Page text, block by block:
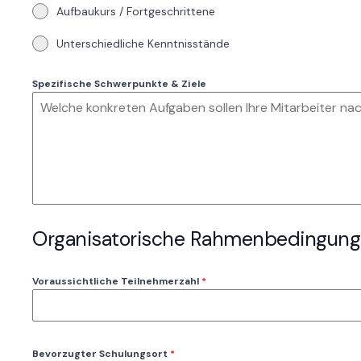
Aufbaukurs / Fortgeschrittene
Unterschiedliche Kenntnisstände
Spezifische Schwerpunkte & Ziele
Organisatorische
Voraussichtliche Teilnehmerzahl *
Bevorzugter Schulungsort *